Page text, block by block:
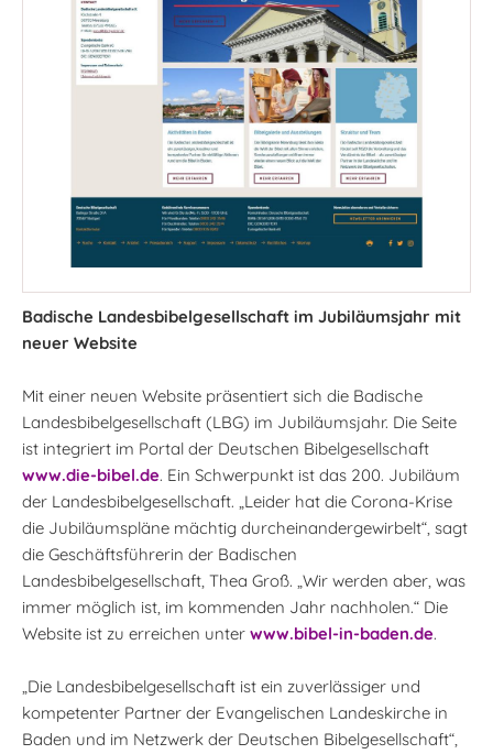
Badische Landesbibelgesellschaft im Jubiläumsjahr mit
neuer Website
Mit einer neuen Website präsentiert sich die Badische
Landesbibelgesellschaft (LBG) im Jubiläumsjahr. Die Seite
ist integriert im Portal der Deutschen Bibelgesellschaft
www.die-bibel.de. Ein Schwerpunkt ist das 200. Jubiläum
der Landesbibelgesellschaft. „Leider hat die Corona-Krise
die Jubiläumspläne mächtig durcheinandergewirbelt“, sagt
die Geschäftsführerin der Badischen
Landesbibelgesellschaft, Thea Groß. „Wir werden aber, was
immer möglich ist, im kommenden Jahr nachholen.“ Die
Website ist zu erreichen unter www.bibel-in-baden.de.
„Die Landesbibelgesellschaft ist ein zuverlässiger und
kompetenter Partner der Evangelischen Landeskirche in
Baden und im Netzwerk der Deutschen Bibelgesellschaft“,